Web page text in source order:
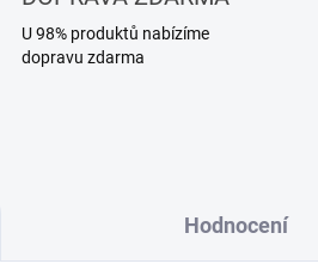
U 98% produktů nabízíme
dopravu zdarma
Hodnocení